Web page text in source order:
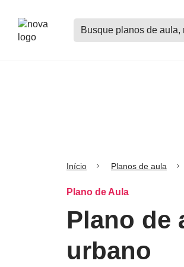
Buscar
planos
Início Planos de aula
Plano de Aula
Plano de
urbano